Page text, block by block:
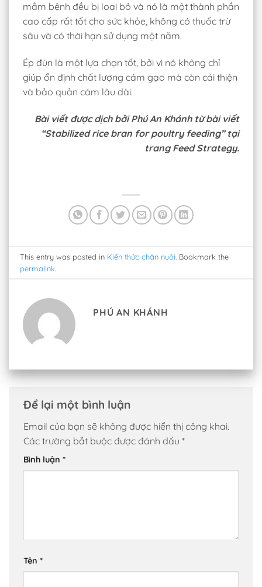
mầm bệnh đều bị loại bỏ và nó là một thành phần
cao cấp rất tốt cho sức khỏe, không có thuốc trừ
sâu và có thời hạn sử dụng một năm.
Ép đùn là một lựa chọn tốt, bởi vì nó không chỉ
giúp ổn định chất lượng cám gạo mà còn cải thiện
và bảo quản cám lâu dài.
Bài viết được dịch bởi Phú An Khánh từ bài viết
“Stabilized rice bran for poultry feeding” tại
trang Feed Strategy.
This entry was posted in Kiến thức chăn nuôi . Bookmark the
permalink
PHÚ AN KHÁNH
Để lại một bình luận
Email của bạn sẽ không được hiển thị công khai.
Các trường bắt buộc được đánh dấu *
Bình luận *
Tên *